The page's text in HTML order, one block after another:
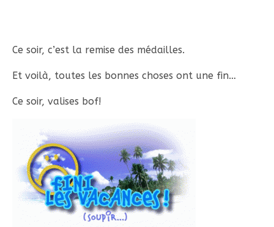
Ce soir, c’est la remise des médailles.
Et voilà, toutes les bonnes choses ont une fin…
Ce soir, valises bof!